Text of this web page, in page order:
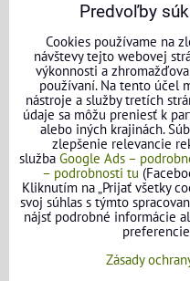
KONTAKTNÉ
O nás
Kontakt
Požičovňa náradia
Názory našich
Mapa stránok
SLEDUJTE NÁS
Predvoľby
Cookies používame na
návštevy tejto webovej
výkonnosti a
používaní. Na tento účel
nástroje a služby tretích
údaje sa môžu preniesť k
alebo iných krajinách.
zlepšenie relevancie
služba Google Ads –
– podrobnosti tu
Kliknutím na „Prijať všetky
svoj súhlas s týmto
nájsť podrobné informácie
preferencie
Zásady